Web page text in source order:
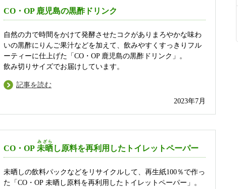
CO・OP 鹿児島の黒酢ドリンク
自然の力で時間をかけて発酵させたコクがありまろやかな味わ
いの黒酢にりんご果汁などを加えて、飲みやすくすっきりフル
ーティーに仕上げた「CO・OP 鹿児島の黒酢ドリンク」。
飲み切りサイズでお届けしています。
記事を読む
2023年7月
CO・OP 未晒
みざら
し原料を再利用したトイレットペーパー
未晒しの飲料パックなどをリサイクルして、再生紙100％で作っ
た「CO・OP 未晒し原料を再利用したトイレットペーパー」。